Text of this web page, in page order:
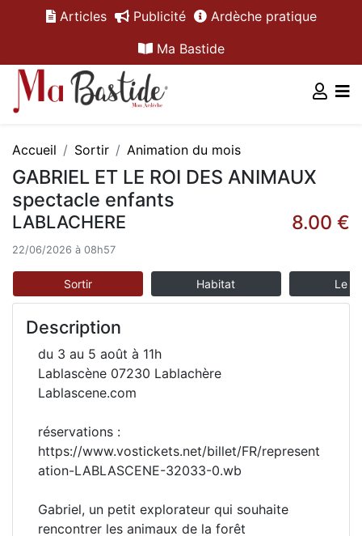
Articles Publicité
Ardèche pratique
Ma Bastide
Accueil Sortir Animation du mois
GABRIEL ET LE ROI DES ANIMAUX
spectacle enfants
LABLACHERE
22/06/2026 à 08h57
8.00 €
Sortir Habitat Le
Description
du 3 au 5 août à 11h
Lablascène 07230 Lablachère
Lablascene.com
réservations :
https://www.vostickets.net/billet/FR/represent
ation-LABLASCENE-32033-0.wb
Gabriel, un petit explorateur qui souhaite
rencontrer les animaux de la forêt